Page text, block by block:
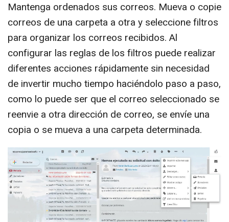
Mantenga ordenados sus correos. Mueva o copie
correos de una carpeta a otra y seleccione filtros
para organizar los correos recibidos. Al
configurar las reglas de los filtros puede realizar
diferentes acciones rápidamente sin necesidad
de invertir mucho tiempo haciéndolo paso a paso,
como lo puede ser que el correo seleccionado se
reenvie a otra dirección de correo, se envíe una
copia o se mueva a una carpeta determinada.